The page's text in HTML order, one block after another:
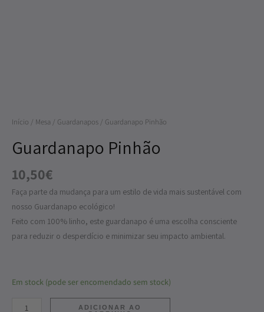
Início / Mesa / Guardanapos / Guardanapo Pinhão
Guardanapo Pinhão
10,50€
Faça parte da mudança para um estilo de vida mais sustentável com
nosso Guardanapo ecológico!
Feito com 100% linho, este guardanapo é uma escolha consciente
para reduzir o desperdício e minimizar seu impacto ambiental.
Em stock (pode ser encomendado sem stock)
ADICIONAR AO